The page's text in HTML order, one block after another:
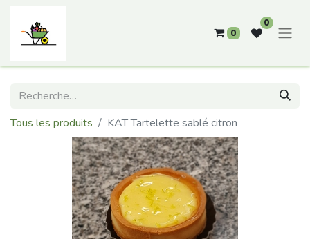
0
0
Tous les produits KAT Tartelette sablé citron